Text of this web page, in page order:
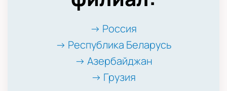
→ Россия
→ Республика Беларусь
→ Азербайджан
→ Грузия